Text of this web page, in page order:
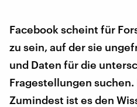
Facebook scheint für
zu sein, auf der sie
und Daten für die
Fragestellungen suchen.
Zumindest ist es den